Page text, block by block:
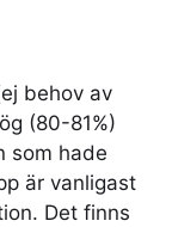
behov av
(80-81%)
som hade
är vanligast
Det finns